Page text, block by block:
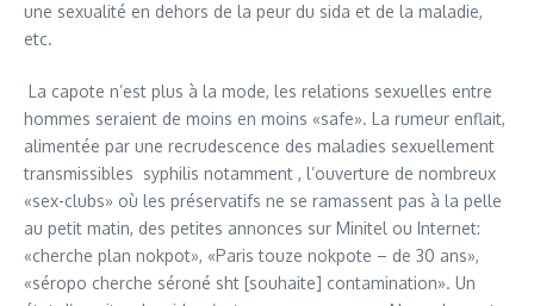
une sexualité en dehors de la peur du sida et de la maladie,
etc.
La capote n’est plus à la mode, les relations sexuelles entre
hommes seraient de moins en moins «safe». La rumeur enflait,
alimentée par une recrudescence des maladies sexuellement
transmissibles ­ syphilis notamment ­, l’ouverture de nombreux
«sex-clubs» où les préservatifs ne se ramassent pas à la pelle
au petit matin, des petites annonces sur Minitel ou Internet:
«cherche plan nokpot», «Paris touze nokpote – de 30 ans»,
«séropo cherche séroné sht [souhaite] contamination». Un